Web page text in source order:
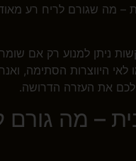
מה שגורם לריח רע מאוד
ניתן למנוע רק אם
לאי היווצרות הסתימה,
לכם את העזרה הדרושה.
– מה